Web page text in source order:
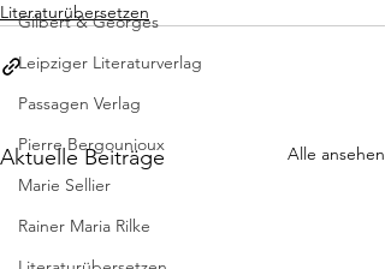
Gilbert & Georges
Leipziger Literaturverlag
Passagen Verlag
Pierre Bergounioux
Marie Sellier
Rainer Maria Rilke
Literaturübersetzen
Aktuelle Beiträge Alle ansehen